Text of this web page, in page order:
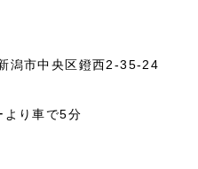
潟市中央区鐙西2-35-24
り車で5分